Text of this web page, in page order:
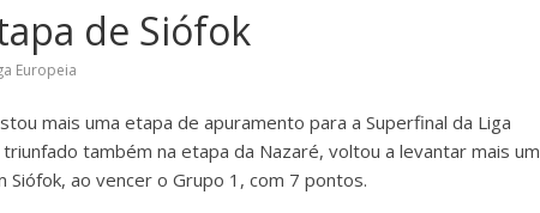
de Siófok
Europeia
mais uma etapa de apuramento para a Superfinal da Liga
também na etapa da Nazaré, voltou a levantar mais um
ao vencer o Grupo 1, com 7 pontos.